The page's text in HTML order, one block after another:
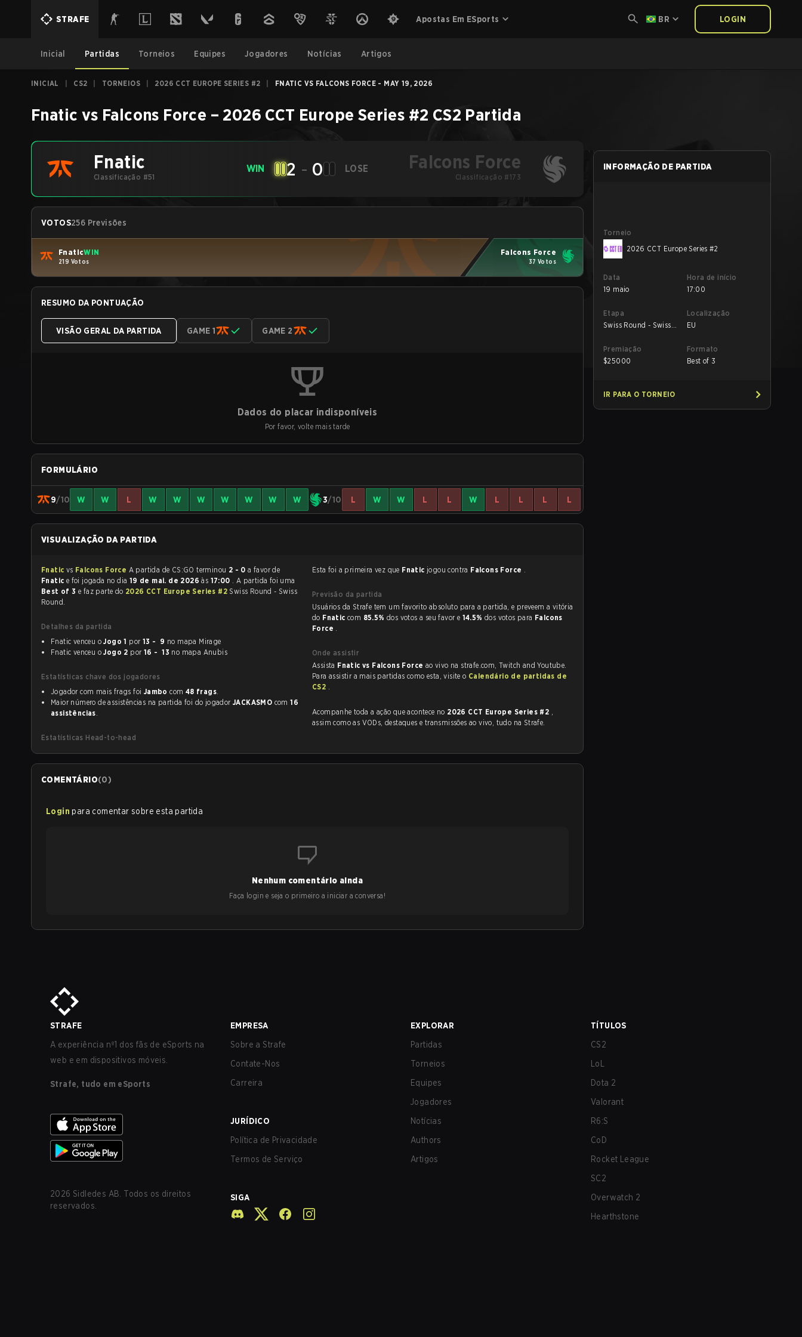
STRAFE Apostas Em ESports BR LOGIN
Inicial Partidas Torneios Equipes Jogadores Notícias Artigos
INICIAL CS2 TORNEIOS 2026 CCT EUROPE SERIES #2 FNATIC VS FALCONS FORCE - MAY 19, 2026
Fnatic vs Falcons Force – 2026 CCT Europe Series #2 CS2 Partida
Fnatic
Classificação #51
WIN 2 - 0 LOSE Falcons Force
Classificação #173
VOTOS256 Previsões
FnaticWIN
219 Votos
Falcons Force
37 Votos
RESUMO DA PONTUAÇÃO
VISÃO GERAL DA PARTIDA GAME 1 GAME 2
Dados do placar indisponíveis
Por favor, volte mais tarde
FORMULÁRIO
9/10 W W L W W W W W W W 3/10 L W W L L W L L L L
VISUALIZAÇÃO DA PARTIDA
Fnatic vs Falcons Force A partida de CS:GO terminou 2 - 0 a favor de
Fnatic
e foi jogada no dia 19 de mai. de 2026às 17:00 . A partida foi uma
Best of 3 e faz parte do 2026 CCT Europe Series #2 Swiss Round - Swiss
Round.
Detalhes da partida
Fnatic venceu oJogo 1 por 13 - 9 no mapa Mirage
Fnatic venceu oJogo 2 por 16 - 13 no mapa Anubis
Estatísticas chave dos jogadores
Jogador com mais frags foi Jambo com 48 frags.
Maior número de assistências na partida foi do jogador JACKASMO com16
assistências.
Estatísticas Head-to-head
Esta foi a primeira vez que Fnatic jogou contra Falcons Force .
Previsão da partida
Usuários da Strafe tem um favorito absoluto para a partida, e preveem a vitória
do Fnatic com 85.5% dos votos a seu favor e 14.5% dos votos para Falcons
Force .
Onde assistir
Assista Fnatic vs Falcons Force ao vivo na strafe.com, Twitch and Youtube.
Para assistir a mais partidas como esta, visite o Calendário de partidas de
CS2 .
Acompanhe toda a ação que acontece no 2026 CCT Europe Series #2 ,
assim como as VODs, destaques e transmissões ao vivo, tudo na Strafe.
COMENTÁRIO(0)
Login para comentar sobre esta partida
Nenhum comentário ainda
Faça login e seja o primeiro a iniciar a conversa!
INFORMAÇÃO DE PARTIDA
Torneio
2026 CCT Europe Series #2
Data
19 maio
Hora de início
17:00
Etapa
Swiss Round - Swiss
Localização
EU
Premiação
$25000
Formato
Best of 3
IR PARA O TORNEIO
STRAFE
A experiência nº1 dos fãs de eSports na
web e em dispositivos móveis.
Strafe, tudo em eSports
2026 Sidledes AB. Todos os direitos
reservados.
EMPRESA
Sobre a Strafe
Contate-Nos
Carreira
JURÍDICO
Política de Privacidade
Termos de Serviço
SIGA
EXPLORAR
Partidas
Torneios
Equipes
Jogadores
Notícias
Authors
Artigos
TÍTULOS
CS2
LoL
Dota 2
Valorant
R6:S
CoD
Rocket League
SC2
Overwatch 2
Hearthstone